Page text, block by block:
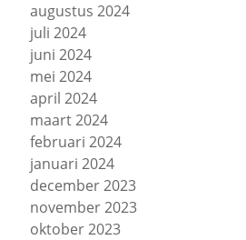
augustus 2024
juli 2024
juni 2024
mei 2024
april 2024
maart 2024
februari 2024
januari 2024
december 2023
november 2023
oktober 2023